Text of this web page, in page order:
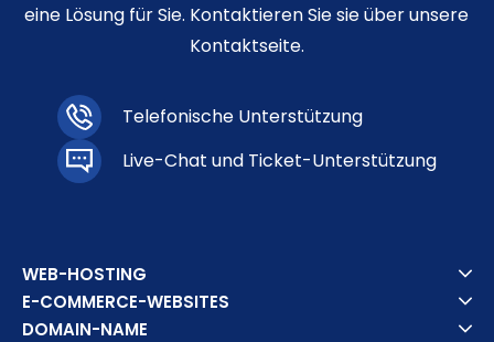
eine Lösung für Sie. Kontaktieren Sie sie über unsere
Kontaktseite.
Telefonische Unterstützung
Live-Chat und Ticket-Unterstützung
WEB-HOSTING
E-COMMERCE-WEBSITES
DOMAIN-NAME